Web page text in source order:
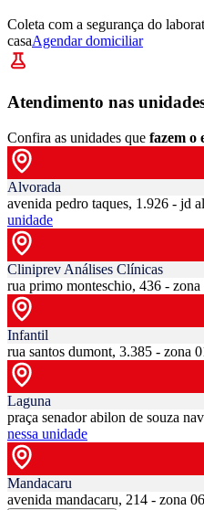
Coleta com a segurança do
casaAgendar domiciliar
Atendimento nas
Confira as unidades que fazem o
Alvorada
avenida pedro taques, 1.926 - jd
unidade
Cliniprev Análises Clínicas
rua primo monteschio, 436 - zona
Infantil
rua santos dumont, 3.385 - zona
Laguna
praça senador abilon de souza
nessa unidade
Mandacaru
avenida mandacaru, 214 - zona